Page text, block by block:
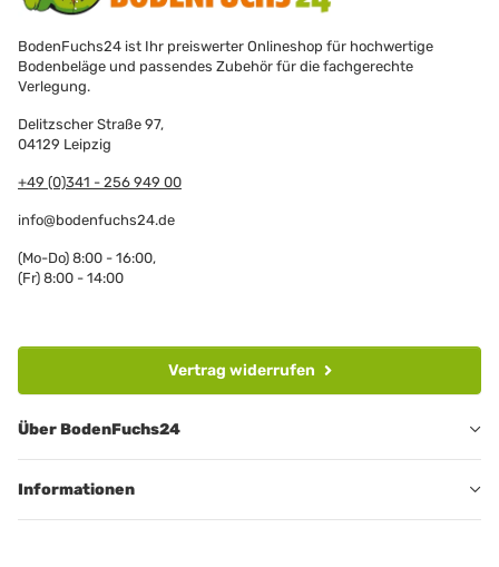
BodenFuchs24 ist Ihr preiswerter Onlineshop für hochwertige
Bodenbeläge und passendes Zubehör für die fachgerechte
Verlegung.
Delitzscher Straße 97,
04129 Leipzig
+49 (0)341 - 256 949 00
info@bodenfuchs24.de
(Mo-Do) 8:00 - 16:00,
(Fr) 8:00 - 14:00
Vertrag widerrufen
Über BodenFuchs24
Informationen